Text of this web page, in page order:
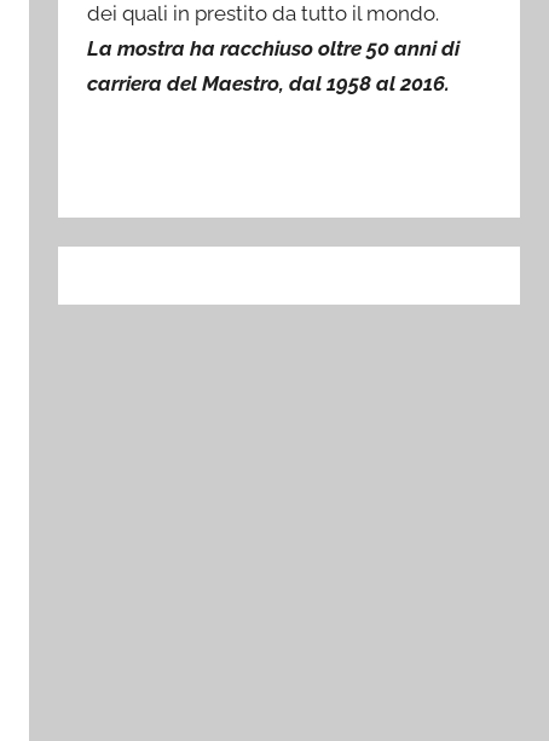
dei quali in prestito da tutto il mondo.
La mostra ha racchiuso oltre 50 anni di
carriera del Maestro, dal 1958 al 2016.